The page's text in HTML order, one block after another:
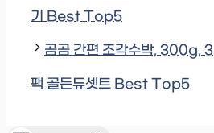
기 Best Top5
곰곰 간편 조각수박, 300g, 3
팩 골든듀셋트 Best Top5